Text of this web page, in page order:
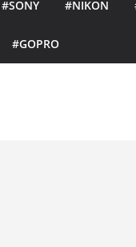
#SONY #NIKON
#GOPRO